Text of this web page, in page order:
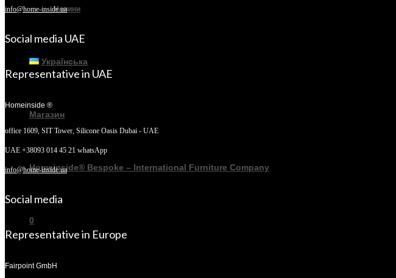
Новини
Українська
Магазин
Homeinside® Bespoke – International Furniture Company
0
info@home-inside.ua
Social media UAE
Representative in UAE
Homeinside ®
office 1609, SIT Tower, Silicone Oasis Dubai - UAE
UAE +38093 014 45 21 whatsApp
info@home-inside.ua
Social media
Representative in Europe
Fairpoint GmbH